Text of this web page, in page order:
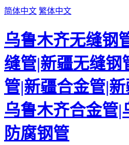
简体中文 繁体中文
乌鲁木齐无缝钢
缝管|新疆无缝钢
管|新疆合金管|
乌鲁木齐合金管|
防腐钢管